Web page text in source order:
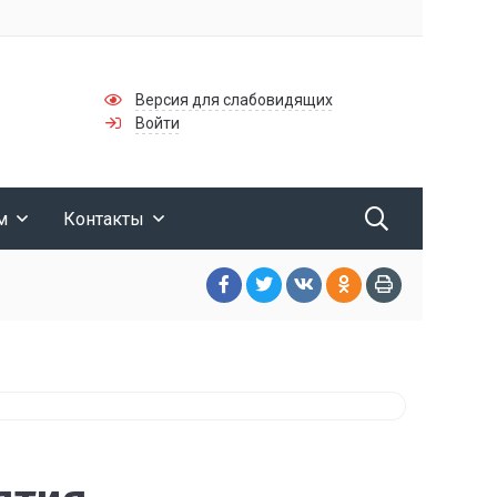
Версия для слабовидящих
Войти
Контакты